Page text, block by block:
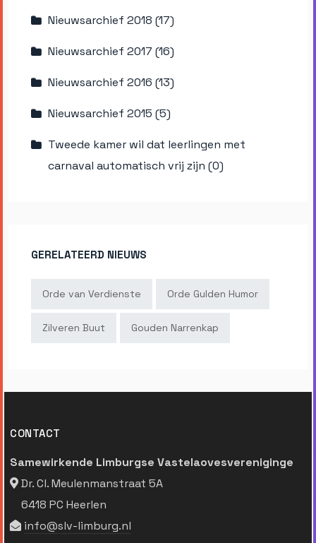
Nieuwsarchief 2018 (17)
Nieuwsarchief 2017 (16)
Nieuwsarchief 2016 (13)
Nieuwsarchief 2015 (5)
Tweede kamer wil dat leerlingen met
carnaval automatisch vrij zijn (0)
GERELATEERD NIEUWS
Orde van Verdienste Orde Gulden Humor
Zilveren Buut Gouden Narrenkap
CONTACT
Samewirkende Limburgse Vastelaovesvereniginge
Dr. Cl. Meulenmanstraat 5A
6418 PC Heerlen
info@slv-limburg.nl